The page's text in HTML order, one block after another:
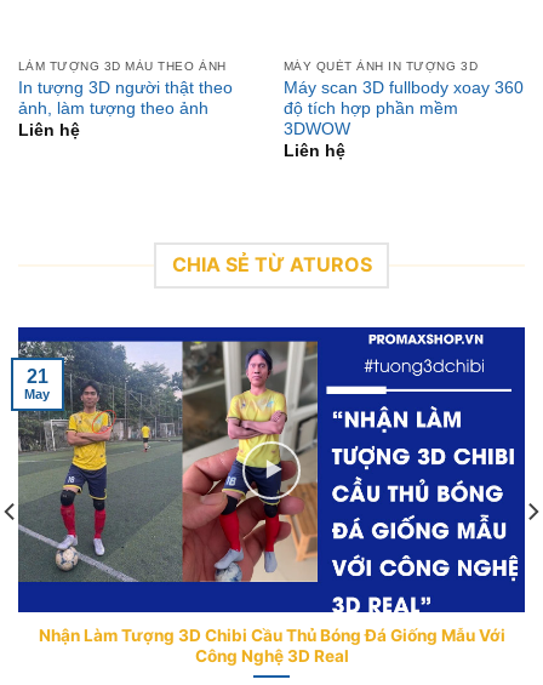
LÀM TƯỢNG 3D MÀU THEO ẢNH
In tượng 3D người thật theo
ảnh, làm tượng theo ảnh
Liên hệ
MÁY QUÉT ẢNH IN TƯỢNG 3D
Máy scan 3D fullbody xoay 360
độ tích hợp phần mềm
3DWOW
Liên hệ
CHIA SẺ TỪ ATUROS
Nhận Làm Tượng 3D Chibi Cầu Thủ Bóng Đá Giống Mẫu Với
Công Nghệ 3D Real
21
May